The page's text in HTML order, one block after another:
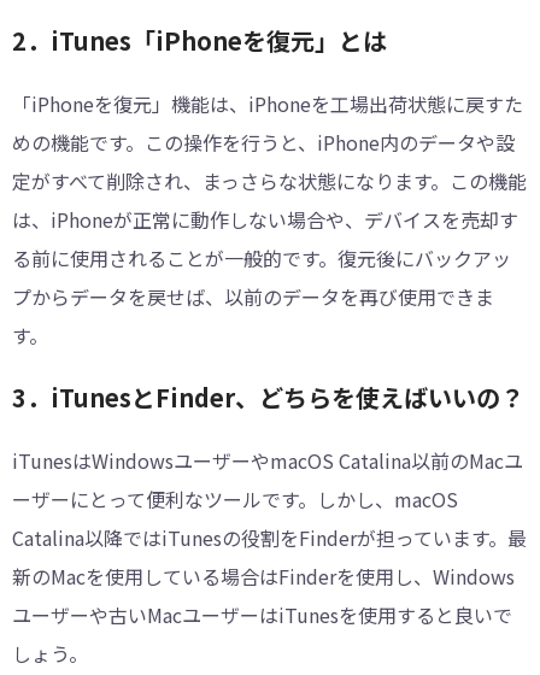
2．iTunes「iPhoneを復元」とは
「iPhoneを復元」機能は、iPhoneを工場出荷状態に戻すた
めの機能です。この操作を行うと、iPhone内のデータや設
定がすべて削除され、まっさらな状態になります。この機能
は、iPhoneが正常に動作しない場合や、デバイスを売却す
る前に使用されることが一般的です。復元後にバックアッ
プからデータを戻せば、以前のデータを再び使用できま
す。
3．iTunesとFinder、どちらを使えばいいの？
iTunesはWindowsユーザーやmacOS Catalina以前のMacユ
ーザーにとって便利なツールです。しかし、macOS
Catalina以降ではiTunesの役割をFinderが担っています。最
新のMacを使用している場合はFinderを使用し、Windows
ユーザーや古いMacユーザーはiTunesを使用すると良いで
しょう。